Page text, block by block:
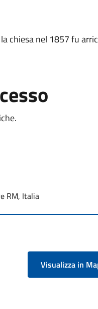
chiesa nel 1857 fu
RM, Italia
Visualizza in